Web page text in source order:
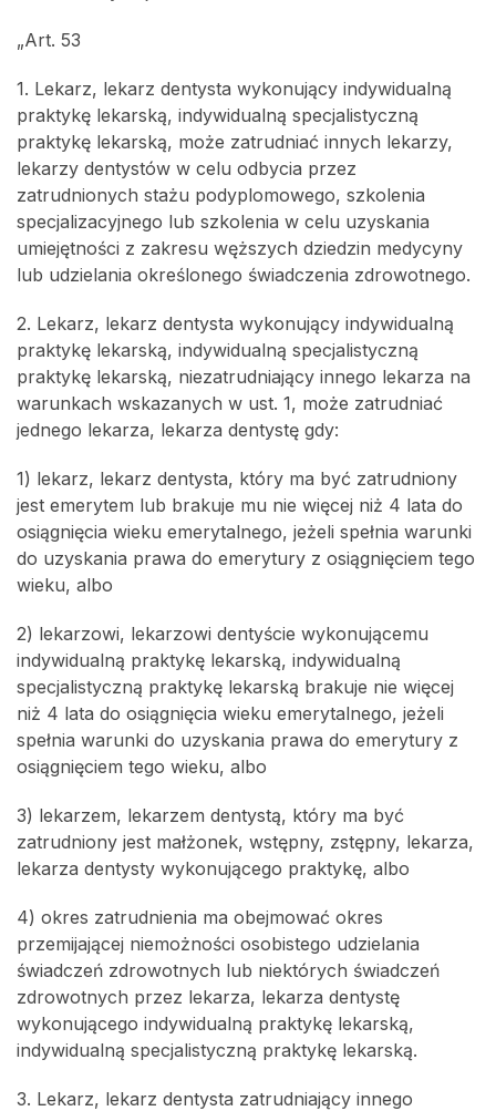
„Art. 53
1. Lekarz, lekarz dentysta wykonujący indywidualną
praktykę lekarską, indywidualną specjalistyczną
praktykę lekarską, może zatrudniać innych lekarzy,
lekarzy dentystów w celu odbycia przez
zatrudnionych stażu podyplomowego, szkolenia
specjalizacyjnego lub szkolenia w celu uzyskania
umiejętności z zakresu węższych dziedzin medycyny
lub udzielania określonego świadczenia zdrowotnego.
2. Lekarz, lekarz dentysta wykonujący indywidualną
praktykę lekarską, indywidualną specjalistyczną
praktykę lekarską, niezatrudniający innego lekarza na
warunkach wskazanych w ust. 1, może zatrudniać
jednego lekarza, lekarza dentystę gdy:
1) lekarz, lekarz dentysta, który ma być zatrudniony
jest emerytem lub brakuje mu nie więcej niż 4 lata do
osiągnięcia wieku emerytalnego, jeżeli spełnia warunki
do uzyskania prawa do emerytury z osiągnięciem tego
wieku, albo
2) lekarzowi, lekarzowi dentyście wykonującemu
indywidualną praktykę lekarską, indywidualną
specjalistyczną praktykę lekarską brakuje nie więcej
niż 4 lata do osiągnięcia wieku emerytalnego, jeżeli
spełnia warunki do uzyskania prawa do emerytury z
osiągnięciem tego wieku, albo
3) lekarzem, lekarzem dentystą, który ma być
zatrudniony jest małżonek, wstępny, zstępny, lekarza,
lekarza dentysty wykonującego praktykę, albo
4) okres zatrudnienia ma obejmować okres
przemijającej niemożności osobistego udzielania
świadczeń zdrowotnych lub niektórych świadczeń
zdrowotnych przez lekarza, lekarza dentystę
wykonującego indywidualną praktykę lekarską,
indywidualną specjalistyczną praktykę lekarską.
3. Lekarz, lekarz dentysta zatrudniający innego